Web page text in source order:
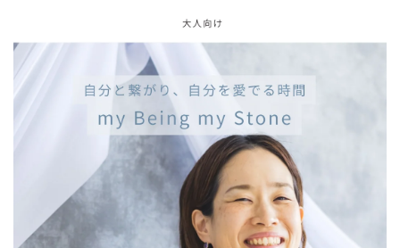
newbone plan
BOOKS STORE
ABOUT
Q&A